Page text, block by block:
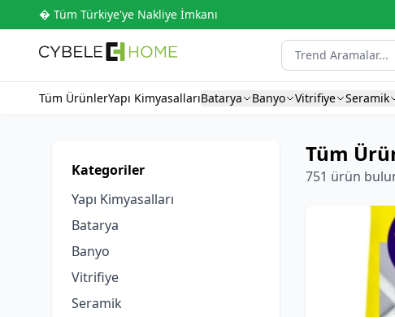
� Tüm Türkiye'ye Nakliye İmkanı
Tüm ÜrünlerYapı KimyasallarıBatarya Banyo Vitrifiye Seramik
Kategoriler
Yapı Kimyasalları
Batarya
Banyo
Vitrifiye
Seramik
Tüm
751 ürün